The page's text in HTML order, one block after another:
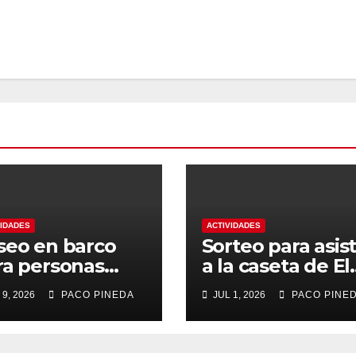
en barco
personas
9, 2026 PACO PINEDA
ACTIVIDADES
Sorteo para
a la caseta de El
Rengue, Feria
Málaga 2026
JUL 1, 2026 PACO